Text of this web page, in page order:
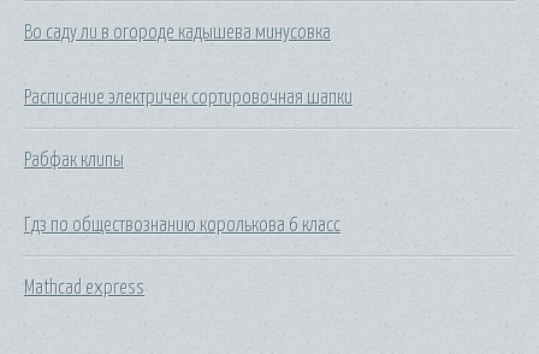
Во саду ли в огороде кадышева минусовка
Расписание электричек сортировочная шапки
Рабфак клипы
Гдз по обществознанию королькова 6 класс
Mathcad express